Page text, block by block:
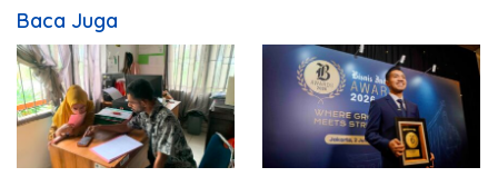
s
i
p
o
Baca Juga